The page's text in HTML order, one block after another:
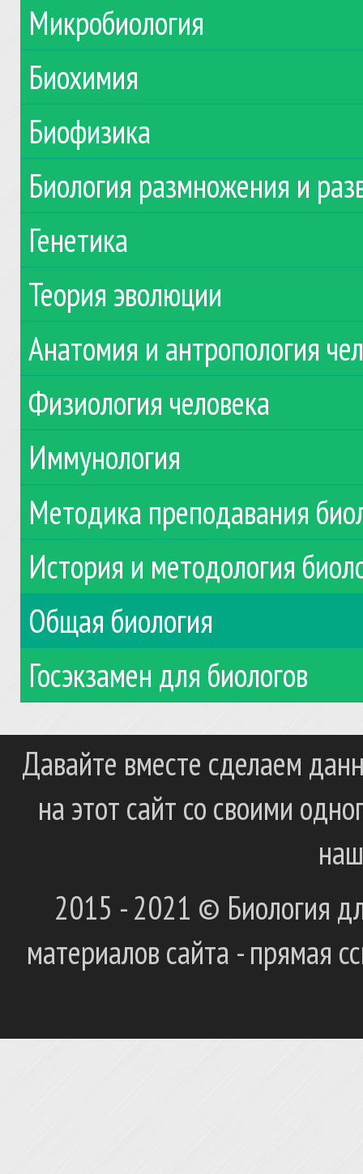
Микробиология
Биохимия
Биофизика
Биология размножения и
Генетика
Теория эволюции
Анатомия и антропология
Физиология человека
Иммунология
Методика преподавания
История и методология
Общая биология
Госэкзамен для биологов
Давайте вместе сделаем
на этот сайт со своими
2015 - 2021 © Биология
материалов сайта - прямая